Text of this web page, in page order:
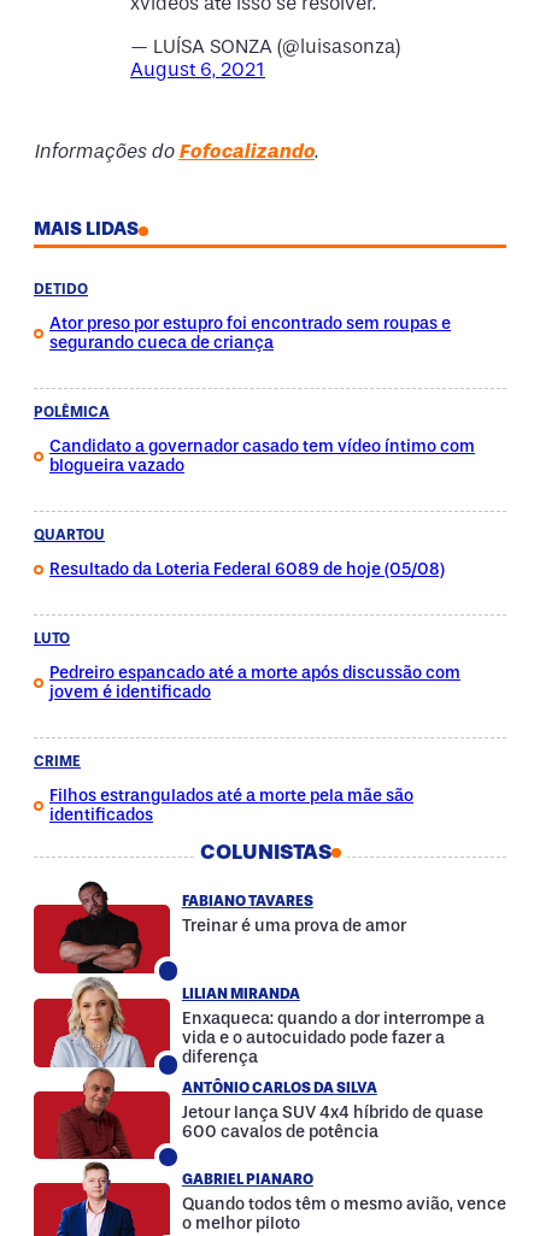
— LUÍSA SONZA (@luisasonza)
August 6, 2021
Informações do Fofocalizando.
MAIS LIDAS
DETIDO
Ator preso por estupro foi encontrado sem roupas e
segurando cueca de criança
POLÊMICA
Candidato a governador casado tem vídeo íntimo com
blogueira vazado
QUARTOU
Resultado da Loteria Federal 6089 de hoje (05/08)
LUTO
Pedreiro espancado até a morte após discussão com
jovem é identificado
CRIME
Filhos estrangulados até a morte pela mãe são
identificados
COLUNISTAS
FABIANO TAVARES
Treinar é uma prova de amor
LILIAN MIRANDA
Enxaqueca: quando a dor interrompe a
vida e o autocuidado pode fazer a
diferença
ANTÔNIO CARLOS DA SILVA
Jetour lança SUV 4x4 híbrido de quase
600 cavalos de potência
GABRIEL PIANARO
Quando todos têm o mesmo avião, vence
o melhor piloto